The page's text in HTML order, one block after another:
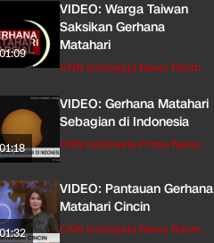
01:09
VIDEO: Warga Taiwan
Saksikan Gerhana
Matahari
CNN Indonesia News Room
01:18
VIDEO: Gerhana Matahari
Sebagian di Indonesia
CNN Indonesia Prime News
01:32
VIDEO: Pantauan Gerhana
Matahari Cincin
CNN Indonesia News Room